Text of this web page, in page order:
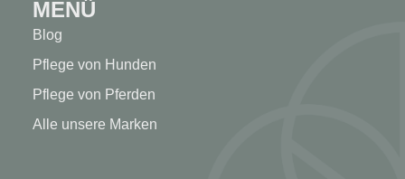
MENÜ
Blog
Pflege von Hunden
Pflege von Pferden
Alle unsere Marken